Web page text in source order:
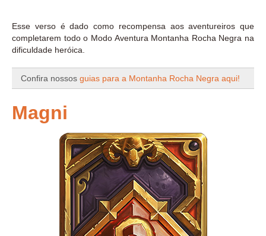
Esse verso é dado como recompensa aos aventureiros que
completarem todo o Modo Aventura Montanha Rocha Negra na
dificuldade heróica.
Confira nossos guias para a Montanha Rocha Negra aqui!
Magni